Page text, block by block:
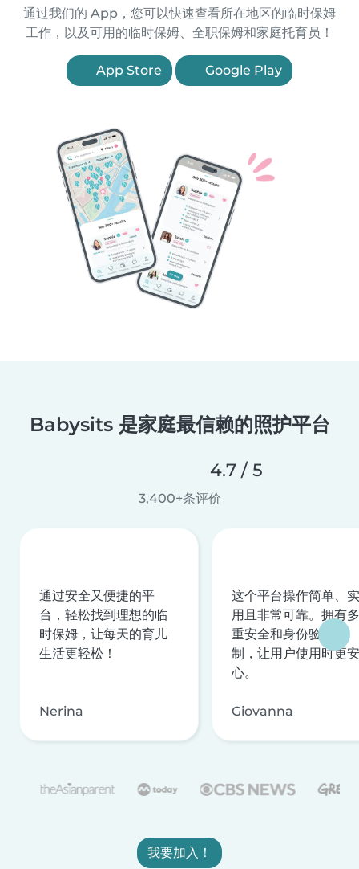
通过我们的 App，您可以快速查看所在地区的临时保姆
工作，以及可用的临时保姆、全职保姆和家庭托育员！
App Store Google Play
Babysits 是家庭最信赖的照护平台
4.7 / 5
3,400+条评价
通过安全又便捷的平
台，轻松找到理想的临
时保姆，让每天的育儿
生活更轻松！
Nerina
这个平台操作简单、实
用且非常可靠。拥有多
重安全和身份验证机
制，让用户使用时更安
心。
Giovanna
我要加入！